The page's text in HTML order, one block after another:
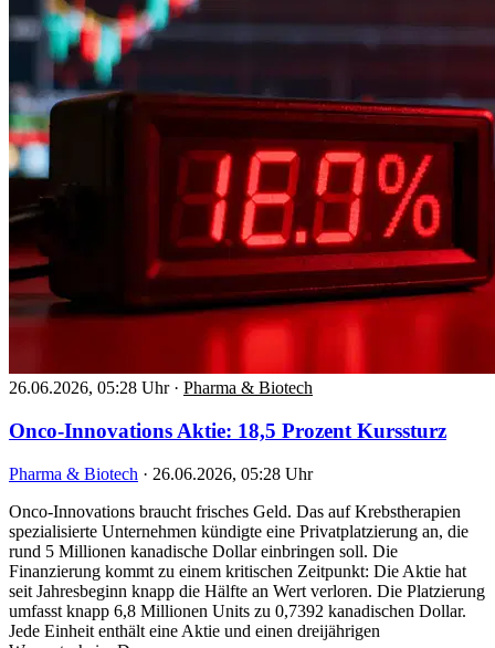
26.06.2026, 05:28 Uhr · Pharma & Biotech
Onco-Innovations Aktie: 18,5 Prozent Kurssturz
Pharma & Biotech · 26.06.2026, 05:28 Uhr
Onco-Innovations braucht frisches Geld. Das auf Krebstherapien
spezialisierte Unternehmen kündigte eine Privatplatzierung an, die
rund 5 Millionen kanadische Dollar einbringen soll. Die
Finanzierung kommt zu einem kritischen Zeitpunkt: Die Aktie hat
seit Jahresbeginn knapp die Hälfte an Wert verloren. Die Platzierung
umfasst knapp 6,8 Millionen Units zu 0,7392 kanadischen Dollar.
Jede Einheit enthält eine Aktie und einen dreijährigen